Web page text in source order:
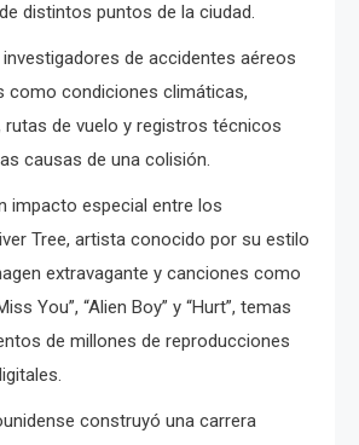
distintos puntos de la ciudad.
de accidentes aéreos
como condiciones climáticas,
de vuelo y registros técnicos
causas de una colisión.
impacto especial entre los
Tree, artista conocido por su estilo
extravagante y canciones como
You”, “Alien Boy” y “Hurt”, temas
de millones de reproducciones
construyó una carrera